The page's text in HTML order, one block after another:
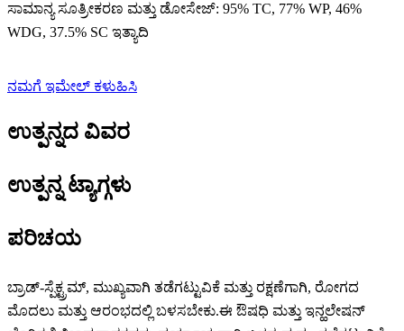
ಸಾಮಾನ್ಯ ಸೂತ್ರೀಕರಣ ಮತ್ತು ಡೋಸೇಜ್: 95% TC, 77% WP, 46%
WDG, 37.5% SC ಇತ್ಯಾದಿ
ನಮಗೆ ಇಮೇಲ್ ಕಳುಹಿಸಿ
ಉತ್ಪನ್ನದ ವಿವರ
ಉತ್ಪನ್ನ ಟ್ಯಾಗ್ಗಳು
ಪರಿಚಯ
ಬ್ರಾಡ್-ಸ್ಪೆಕ್ಟ್ರಮ್, ಮುಖ್ಯವಾಗಿ ತಡೆಗಟ್ಟುವಿಕೆ ಮತ್ತು ರಕ್ಷಣೆಗಾಗಿ, ರೋಗದ
ಮೊದಲು ಮತ್ತು ಆರಂಭದಲ್ಲಿ ಬಳಸಬೇಕು.ಈ ಔಷಧಿ ಮತ್ತು ಇನ್ಹಲೇಷನ್